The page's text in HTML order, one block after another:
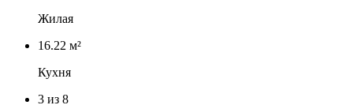
Жилая
16.22 м²
Кухня
3 из 8